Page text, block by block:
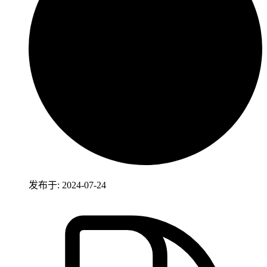
发布于: 2024-07-24